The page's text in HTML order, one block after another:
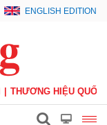
ENGLISH EDITION
THƯƠNG HIỆU QUỐC